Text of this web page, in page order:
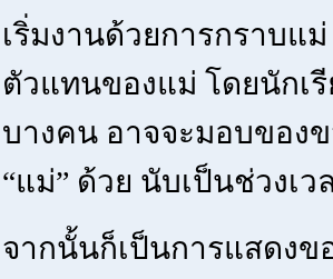
เริ่มงานด้วยการกราบแ
ตัวแทนของแม่ โดยนักเ
บางคน อาจจะมอบของ
“แม่” ด้วย นับเป็นช่วงเ
จากนั้นก็เป็นการแสดงข